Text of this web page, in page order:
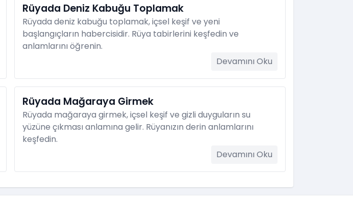
Rüyada Deniz Kabuğu Toplamak
Rüyada deniz kabuğu toplamak, içsel keşif ve yeni
başlangıçların habercisidir. Rüya tabirlerini keşfedin ve
anlamlarını öğrenin.
Devamını Oku
Rüyada Mağaraya Girmek
Rüyada mağaraya girmek, içsel keşif ve gizli duyguların su
yüzüne çıkması anlamına gelir. Rüyanızın derin anlamlarını
keşfedin.
Devamını Oku